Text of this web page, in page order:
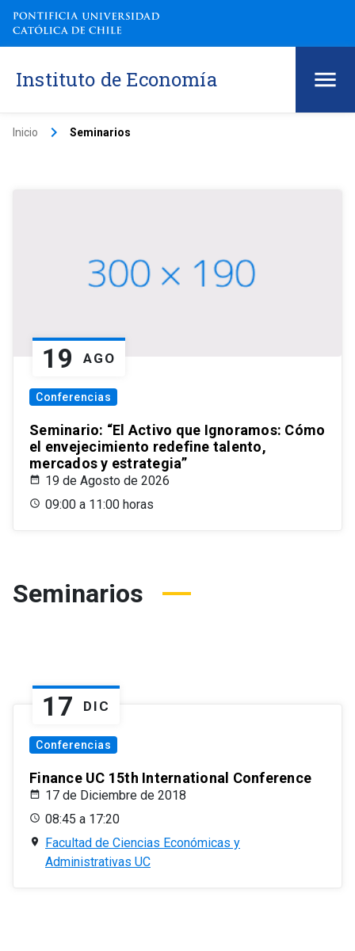
Instituto de Economía
Inicio keyboard_arrow_right Seminarios
19 AGO
Conferencias
Seminario: “El Activo que Ignoramos: Cómo
el envejecimiento redefine talento,
mercados y estrategia”
19 de Agosto de 2026
09:00 a 11:00 horas
Seminarios
17 DIC
Conferencias
Finance UC 15th International Conference
17 de Diciembre de 2018
08:45 a 17:20
Facultad de Ciencias Económicas y
Administrativas UC